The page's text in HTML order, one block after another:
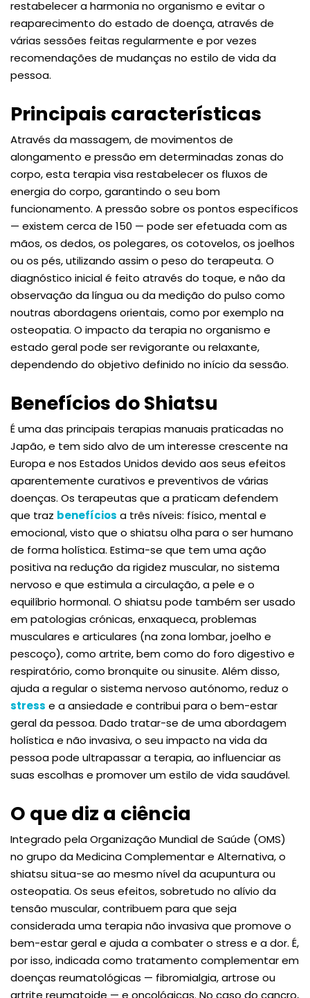
restabelecer a harmonia no organismo e evitar o
reaparecimento do estado de doença, através de
várias sessões feitas regularmente e por vezes
recomendações de mudanças no estilo de vida da
pessoa.
Principais características
Através da massagem, de movimentos de
alongamento e pressão em determinadas zonas do
corpo, esta terapia visa restabelecer os fluxos de
energia do corpo, garantindo o seu bom
funcionamento. A pressão sobre os pontos específicos
— existem cerca de 150 — pode ser efetuada com as
mãos, os dedos, os polegares, os cotovelos, os joelhos
ou os pés, utilizando assim o peso do terapeuta. O
diagnóstico inicial é feito através do toque, e não da
observação da língua ou da medição do pulso como
noutras abordagens orientais, como por exemplo na
osteopatia. O impacto da terapia no organismo e
estado geral pode ser revigorante ou relaxante,
dependendo do objetivo definido no início da sessão.
Benefícios do Shiatsu
É uma das principais terapias manuais praticadas no
Japão, e tem sido alvo de um interesse crescente na
Europa e nos Estados Unidos devido aos seus efeitos
aparentemente curativos e preventivos de várias
doenças. Os terapeutas que a praticam defendem
que traz benefícios a três níveis: físico, mental e
emocional, visto que o shiatsu olha para o ser humano
de forma holística. Estima-se que tem uma ação
positiva na redução da rigidez muscular, no sistema
nervoso e que estimula a circulação, a pele e o
equilíbrio hormonal. O shiatsu pode também ser usado
em patologias crónicas, enxaqueca, problemas
musculares e articulares (na zona lombar, joelho e
pescoço), como artrite, bem como do foro digestivo e
respiratório, como bronquite ou sinusite. Além disso,
ajuda a regular o sistema nervoso autónomo, reduz o
stress e a ansiedade e contribui para o bem-estar
geral da pessoa. Dado tratar-se de uma abordagem
holística e não invasiva, o seu impacto na vida da
pessoa pode ultrapassar a terapia, ao influenciar as
suas escolhas e promover um estilo de vida saudável.
O que diz a ciência
Integrado pela Organização Mundial de Saúde (OMS)
no grupo da Medicina Complementar e Alternativa, o
shiatsu situa-se ao mesmo nível da acupuntura ou
osteopatia. Os seus efeitos, sobretudo no alívio da
tensão muscular, contribuem para que seja
considerada uma terapia não invasiva que promove o
bem-estar geral e ajuda a combater o stress e a dor. É,
por isso, indicada como tratamento complementar em
doenças reumatológicas — fibromialgia, artrose ou
artrite reumatoide — e oncológicas. No caso do cancro,